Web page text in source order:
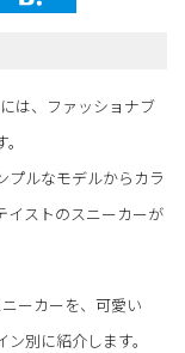
は、ファッショナブ
プルなモデルからカラ
イストのスニーカーが
ーカーを、可愛い
別に紹介します。